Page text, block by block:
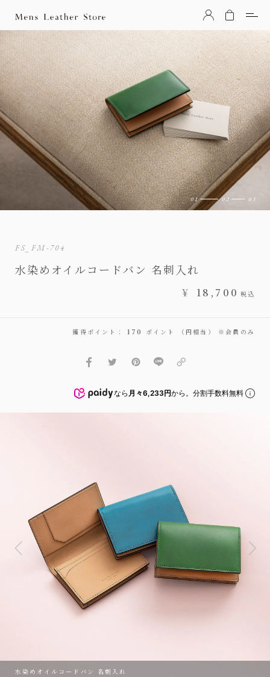
Mens Leather Store（メンズレザーストア）
FS_FM-704
水染めオイルコードバン 名刺入れ
¥ 18,700 税込
獲得ポイント： 170 ポイント （円相当） ※会員のみ
なら 月々6,233円から。分割手数料無料
水染めオイルコードバン 名刺入れ